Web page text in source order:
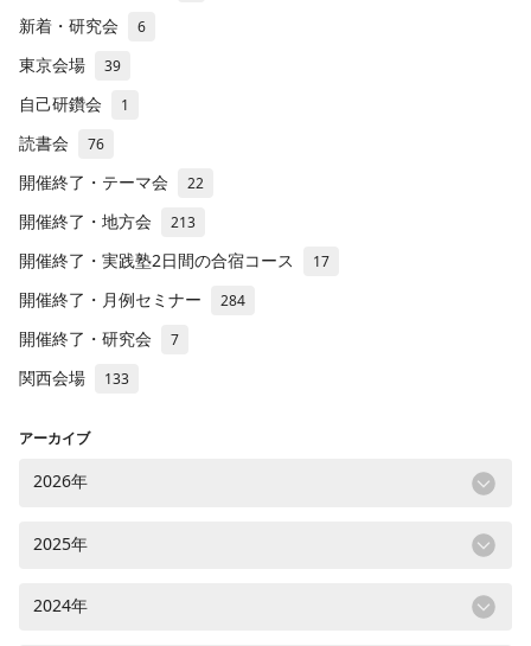
新着・研究会 6
東京会場 39
自己研鑽会 1
読書会 76
開催終了・テーマ会 22
開催終了・地方会 213
開催終了・実践塾2日間の合宿コース 17
開催終了・月例セミナー 284
開催終了・研究会 7
関西会場 133
アーカイブ
2026年
2025年
2024年